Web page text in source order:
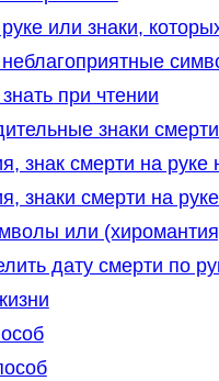
или знаки,
при чтении
знаки
знак смерти на руке
знаки смерти на
или
дату смерти по